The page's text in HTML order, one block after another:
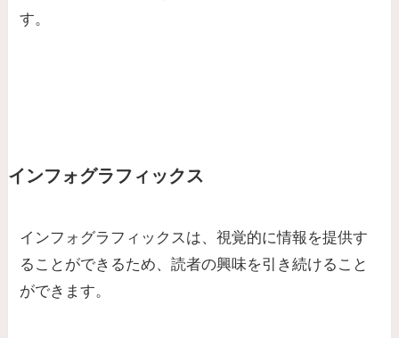
す。
インフォグラフィックス
インフォグラフィックスは、視覚的に情報を提供す
ることができるため、読者の興味を引き続けること
ができます。